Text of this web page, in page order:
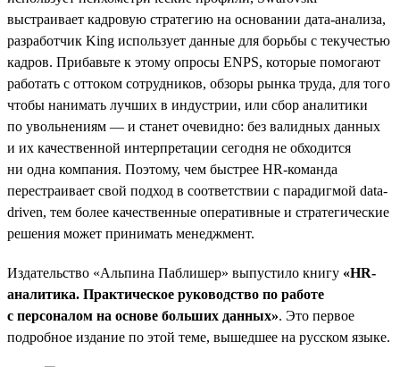
выстраивает кадровую стратегию на основании дата-анализа,
разработчик King использует данные для борьбы с текучестью
кадров. Прибавьте к этому опросы ENPS, которые помогают
работать с оттоком сотрудников, обзоры рынка труда, для того
чтобы нанимать лучших в индустрии, или сбор аналитики
по увольнениям — и станет очевидно: без валидных данных
и их качественной интерпретации сегодня не обходится
ни одна компания. Поэтому, чем быстрее HR-команда
перестраивает свой подход в соответствии с парадигмой data-
driven, тем более качественные оперативные и стратегические
решения может принимать менеджмент.
Издательство «Альпина Паблишер» выпустило книгу «HR-
аналитика. Практическое руководство по работе
с персоналом на основе больших данных». Это первое
подробное издание по этой теме, вышедшее на русском языке.